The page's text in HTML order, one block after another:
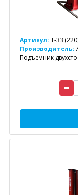
Артикул: T-33 (220)
Производитель:
Подъемник